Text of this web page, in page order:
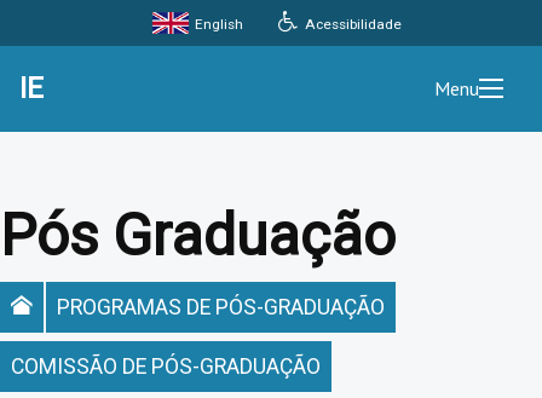
Acessibilidade
English
IE Menu
Pós Graduação
PROGRAMAS DE PÓS-GRADUAÇÃO
COMISSÃO DE PÓS-GRADUAÇÃO